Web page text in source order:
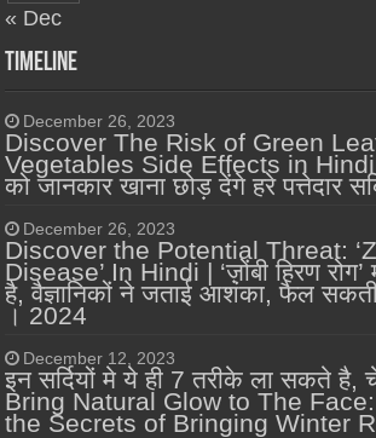
« Dec
Timeline
December 26, 2023
Discover The Risk of Green
Vegetables Side Effects in Hindi
को जानकार खाना छोड़ देंगे हरे पत्तेदार
December 26, 2023
Discover the Potential Threat:
Disease’ In Hindi | ‘ज़ोंबी हिरण रोग’
है, वैज्ञानिकों ने जताई आशंका, फैल सकती
। 2024
December 12, 2023
इन सर्दियों मे ये ही 7 तरीके ला सकते है,
Bring Natural Glow to The
the Secrets of Bringing Winter